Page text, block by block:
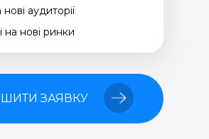
ЗАЯВКУ
аудиторії
на нові ринки